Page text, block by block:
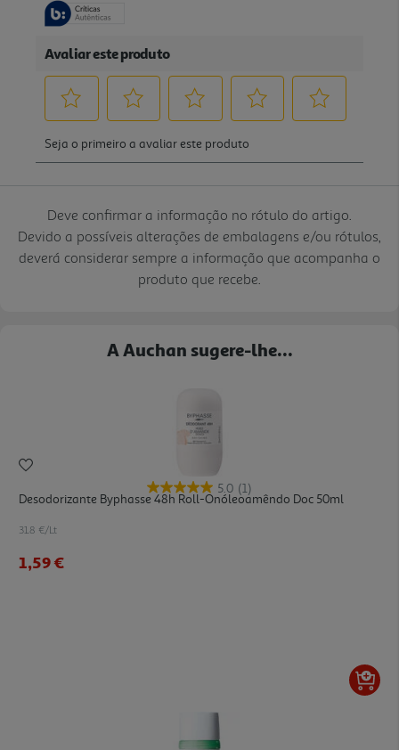
Deve confirmar a informação no rótulo do artigo.
Devido a possíveis alterações de embalagens e/ou rótulos,
deverá considerar sempre a informação que acompanha o
produto que recebe.
A Auchan sugere-lhe...
5.0 (1)
Desodorizante Byphasse 48h Roll-Onóleoamêndo Doc 50ml
31.8 €/Lt
1,59 €